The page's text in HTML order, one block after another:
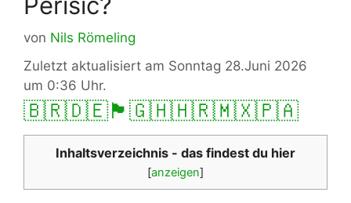
von Nils Römeling
Zuletzt aktualisiert am Sonntag 28.Juni 2026
um 0:36 Uhr.
🇧🇷🇩🇪🏴󠁧󠁢󠁥󠁮󠁧󠁿🇬🇭🇭🇷🇲🇽🇵🇦
Inhaltsverzeichnis - das findest du hier
[anzeigen]